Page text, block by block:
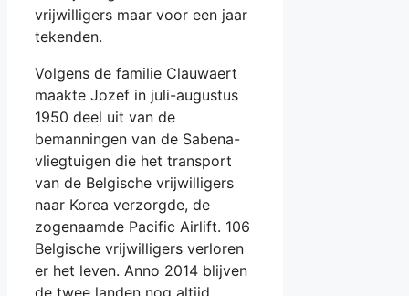
vrijwilligers maar voor een jaar
tekenden.
Volgens de familie Clauwaert
maakte Jozef in juli-augustus
1950 deel uit van de
bemanningen van de Sabena-
vliegtuigen die het transport
van de Belgische vrijwilligers
naar Korea verzorgde, de
zogenaamde Pacific Airlift. 106
Belgische vrijwilligers verloren
er het leven. Anno 2014 blijven
de twee landen nog altijd